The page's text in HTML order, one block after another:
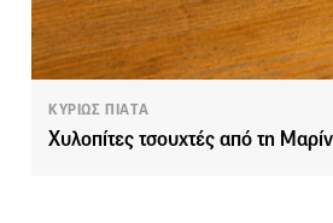
ΚΥΡΙΩΣ ΠΙΑΤΑ
Χυλοπίτες τσουχτές από τη